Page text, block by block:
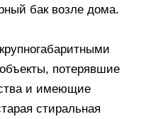
бак возле дома.
потерявшие
и имеющие
стиральная